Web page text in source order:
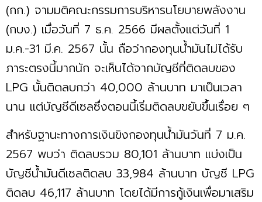
(กก.) จามมติคณะกรรมการบริหารนโยบายพลังงาน
(กบง.) เมื่อวันที่ 7 ธ.ค. 2566 มีผลตั้งแต่วันที่ 1
ม.ค.-31 มี.ค. 2567 นั้น ถือว่ากองทุนน้ำมันไม่ได้รับ
ภาระตรงนี้มากนัก จะเห็นได้จากบัญชีที่ติดลบของ
LPG นั้นติดลบกว่า 40,000 ล้านบาท มาเป็นเวลา
นาน แต่บัญชีดีเซลซึ่งตอนนี้เริ่มติดลบขยับขึ้นเรื่อย ๆ
สำหรับฐานะทางการเงินขิงกองทุนน้ำมันวันที่ 7 ม.ค.
2567 พบว่า ติดลบรวม 80,101 ล้านบาท แบ่งเป็น
บัญชีน้ำมันดีเซลติดลบ 33,984 ล้านบาท บัญชี LPG
ติดลบ 46,117 ล้านบาท โดยได้มีการกู้เงินเพื่อมาเสริม